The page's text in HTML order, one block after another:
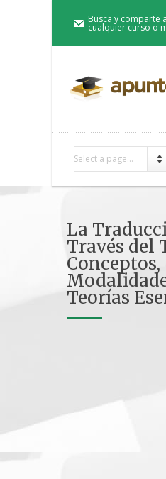
Busca y comparte
cualquier curso o
Select a page...
La
Través del
Conceptos,
Teorías